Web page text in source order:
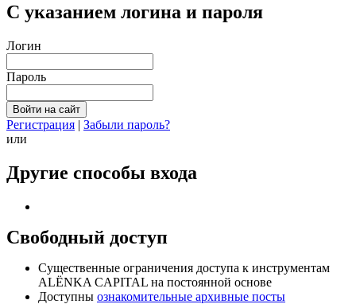
С указанием логина и пароля
Логин
Пароль
Регистрация | Забыли пароль?
или
Другие способы входа
Свободный доступ
Cущественные ограничения доступа к инструментам
ALЁNKA CAPITAL на постоянной основе
Доступны ознакомительные архивные посты